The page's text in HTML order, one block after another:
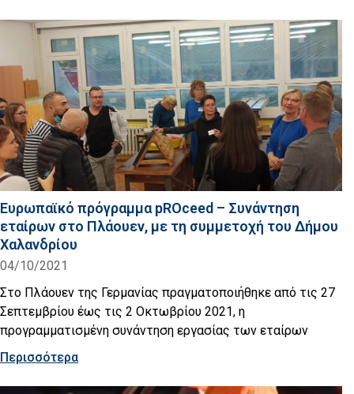
Ευρωπαϊκό πρόγραμμα pROceed – Συνάντηση
εταίρων στο Πλάουεν, με τη συμμετοχή του Δήμου
Χαλανδρίου
04/10/2021
Στο Πλάουεν της Γερμανίας πραγματοποιήθηκε από τις 27
Σεπτεμβρίου έως τις 2 Οκτωβρίου 2021, η
προγραμματισμένη συνάντηση εργασίας των εταίρων
Περισσότερα